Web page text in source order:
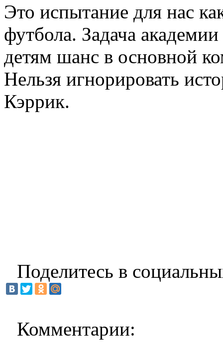
Это испытание для нас
футбола. Задача
детям шанс в основной
Нельзя игнорировать
Кэррик.
Поделитесь в
Комментарии: